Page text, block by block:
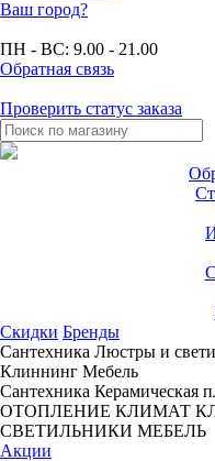
Ваш город?
ПН - ВС: 9.00 - 21.00
Обратная связь
Проверить статус заказа
Скидки Бренды
Сантехника Люстры и
Клиннинг Мебель
Сантехника Керамическая
ОТОПЛЕНИЕ КЛИМАТ
СВЕТИЛЬНИКИ МЕБЕЛЬ
Акции